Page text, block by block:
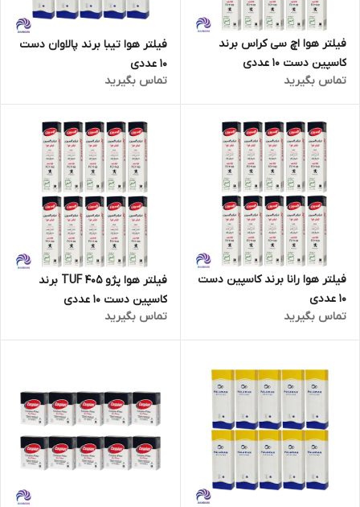
فیلتر هوا اچ سی کراس برند
کاسپین دست 10 عددی
تماس بگیرید
فیلتر هوا تیبا برند پالاوان دست
10 عددی
تماس بگیرید
فیلتر هوا رانا برند کاسپین دست
10 عددی
تماس بگیرید
فیلتر هوا پژو 405 TUF برند
کاسپین دست 10 عددی
تماس بگیرید